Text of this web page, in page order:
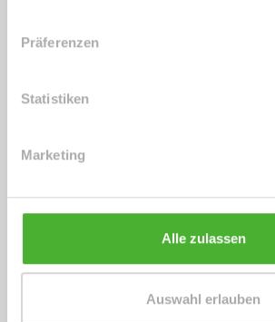
Präferenzen
Statistiken
Marketing
Alle zulassen
Auswahl erlauben
dieser Seite in das Online-Fomular ein.